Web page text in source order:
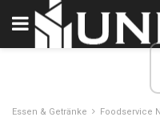
Essen & Getränke Foodservice